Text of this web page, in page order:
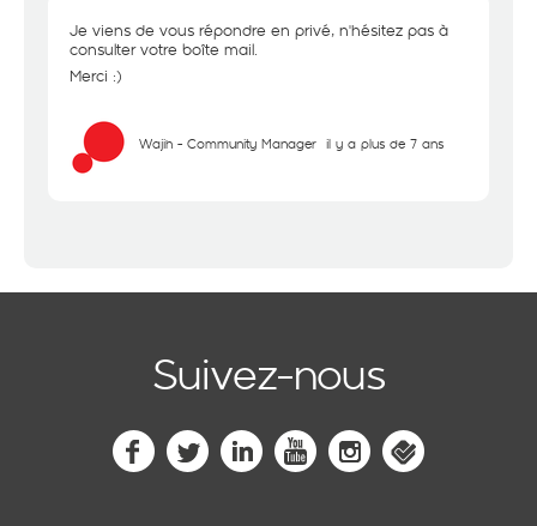
Je viens de vous répondre en privé, n'hésitez pas à
consulter votre boîte mail.
Merci :)
Wajih - Community Manager il y a plus de 7 ans
Suivez-nous